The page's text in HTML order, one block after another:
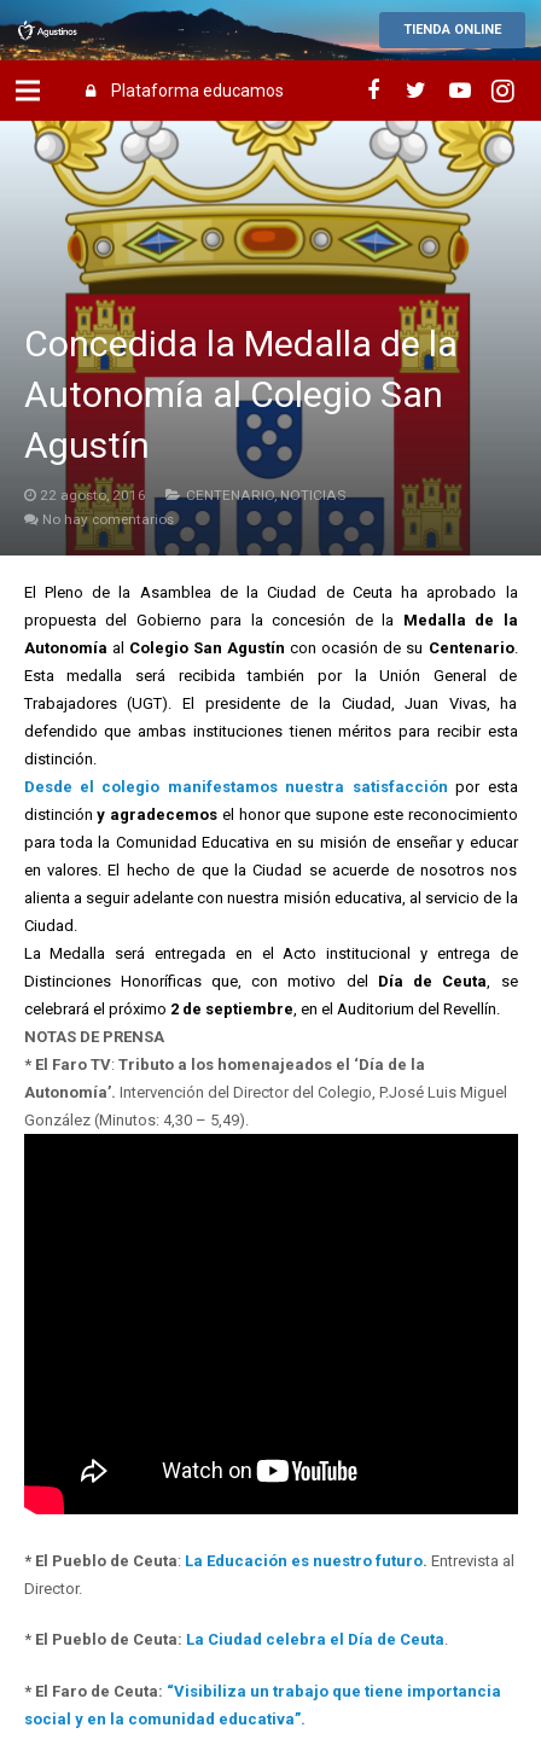
TIENDA ONLINE
Plataforma educamos
Concedida la Medalla de la
Autonomía al Colegio San
Agustín
22 agosto, 2016 CENTENARIO,NOTICIAS
No hay comentarios
El Pleno de la Asamblea de la Ciudad de Ceuta ha aprobado la
propuesta del Gobierno para la concesión de la Medalla de la
Autonomía al Colegio San Agustín con ocasión de su Centenario.
Esta medalla será recibida también por la Unión General de
Trabajadores (UGT). El presidente de la Ciudad, Juan Vivas, ha
defendido que ambas instituciones tienen méritos para recibir esta
distinción.
Desde el colegio manifestamos nuestra satisfacción por esta
distincióny agradecemos el honor que supone este reconocimiento
para toda la Comunidad Educativa en su misión de enseñar y educar
en valores. El hecho de que la Ciudad se acuerde de nosotros nos
alienta a seguir adelante con nuestra misión educativa, al servicio de la
Ciudad.
La Medalla será entregada en el Acto institucional y entrega de
Distinciones Honoríficas que, con motivo del Día de Ceuta, se
celebrará el próximo 2 de septiembre, en el Auditorium del Revellín.
NOTAS DE PRENSA
* El Faro TV: Tributo a los homenajeados el ‘Día de la
Autonomía’. Intervención del Director del Colegio, P.José Luis Miguel
González (Minutos: 4,30 – 5,49).
* El Pueblo de Ceuta: La Educación es nuestro futuro. Entrevista al
Director.
*El Pueblo de Ceuta: La Ciudad celebra el Día de Ceuta.
* El Faro de Ceuta: “Visibiliza un trabajo que tiene importancia
social y en la comunidad educativa”.